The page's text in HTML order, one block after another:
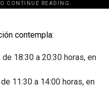
CONTINUE READING.
contempla:
de 18:30 a 20:30 horas, en
de 11:30 a 14:00 horas, en